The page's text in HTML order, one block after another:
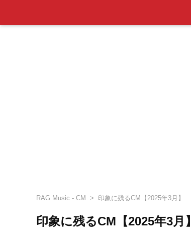
RAG Music - CM 印象に残るCM【2025年3月】
印象に残るCM【2025年3月】